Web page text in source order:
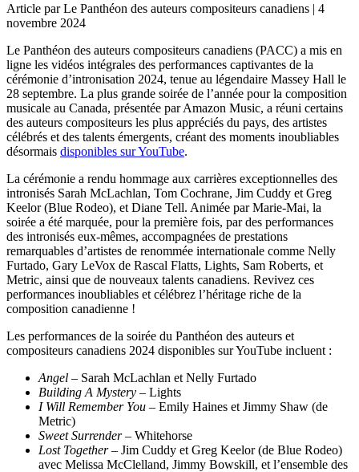
Article par Le Panthéon des auteurs compositeurs canadiens | 4
novembre 2024
Le Panthéon des auteurs compositeurs canadiens (PACC) a mis en
ligne les vidéos intégrales des performances captivantes de la
cérémonie d’intronisation 2024, tenue au légendaire Massey Hall le
28 septembre. La plus grande soirée de l’année pour la composition
musicale au Canada, présentée par Amazon Music, a réuni certains
des auteurs compositeurs les plus appréciés du pays, des artistes
célébrés et des talents émergents, créant des moments inoubliables
désormais disponibles sur YouTube.
La cérémonie a rendu hommage aux carrières exceptionnelles des
intronisés Sarah McLachlan, Tom Cochrane, Jim Cuddy et Greg
Keelor (Blue Rodeo), et Diane Tell. Animée par Marie-Mai, la
soirée a été marquée, pour la première fois, par des performances
des intronisés eux-mêmes, accompagnées de prestations
remarquables d’artistes de renommée internationale comme Nelly
Furtado, Gary LeVox de Rascal Flatts, Lights, Sam Roberts, et
Metric, ainsi que de nouveaux talents canadiens. Revivez ces
performances inoubliables et célébrez l’héritage riche de la
composition canadienne !
Les performances de la soirée du Panthéon des auteurs et
compositeurs canadiens 2024 disponibles sur YouTube incluent :
Angel – Sarah McLachlan et Nelly Furtado
Building A Mystery – Lights
I Will Remember You – Emily Haines et Jimmy Shaw (de
Metric)
Sweet Surrender– Whitehorse
Lost Together– Jim Cuddy et Greg Keelor (de Blue Rodeo)
avec Melissa McClelland, Jimmy Bowskill, et l’ensemble des